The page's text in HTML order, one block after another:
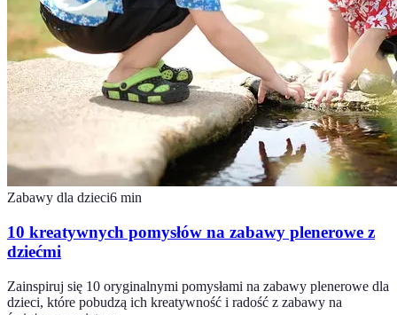
Zabawy dla dzieci6 min
10 kreatywnych pomysłów na zabawy plenerowe z
dziećmi
Zainspiruj się 10 oryginalnymi pomysłami na zabawy plenerowe dla
dzieci, które pobudzą ich kreatywność i radość z zabawy na